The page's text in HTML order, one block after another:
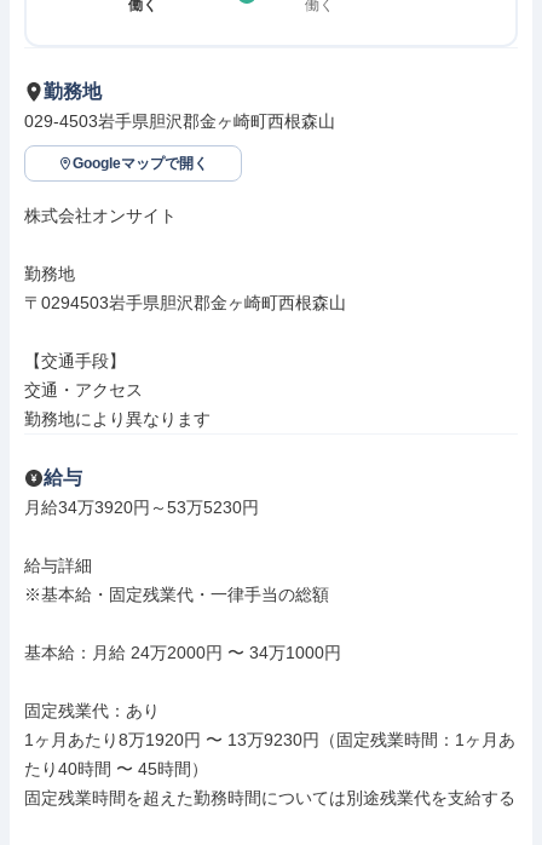
働く 働く
勤務地
029-4503岩手県胆沢郡金ヶ崎町西根森山
Googleマップで開く
株式会社オンサイト
勤務地
〒0294503岩手県胆沢郡金ヶ崎町西根森山
【交通手段】
交通・アクセス
勤務地により異なります
給与
月給34万3920円～53万5230円
給与詳細
※基本給・固定残業代・一律手当の総額
基本給：月給 24万2000円 〜 34万1000円
固定残業代：あり
1ヶ月あたり8万1920円 〜 13万9230円（固定残業時間：1ヶ月あ
たり40時間 〜 45時間）
固定残業時間を超えた勤務時間については別途残業代を支給する